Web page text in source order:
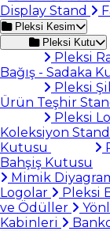
Display Stand
Pleksi Kesim
Pleksi Kutu
Pleksi
Bağış - Sadaka
Pleksi
Ürün Teşhir
Pleksi
Koleksiyon
Kutusu
Bahşiş Kutusu
Mimik
Logolar
Pleksi
ve Ödüller
Kabinleri